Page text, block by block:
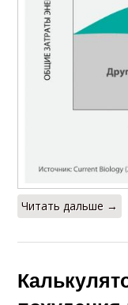
Читать дальше →